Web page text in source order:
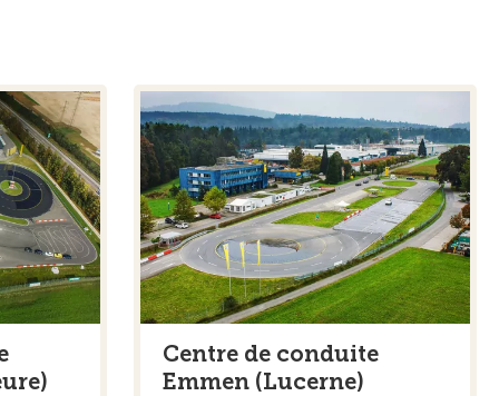
Centre de conduite
Emmen (Lucerne)